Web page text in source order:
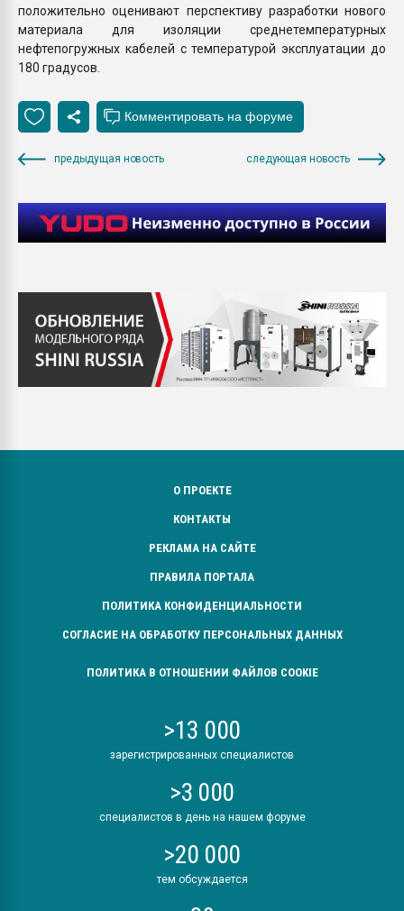
положительно оценивают перспективу разработки нового
материала для изоляции среднетемпературных
нефтепогружных кабелей с температурой эксплуатации до
180 градусов.
предыдущая новость следующая новость
О ПРОЕКТЕ
КОНТАКТЫ
РЕКЛАМА НА САЙТЕ
ПРАВИЛА ПОРТАЛА
ПОЛИТИКА КОНФИДЕНЦИАЛЬНОСТИ
СОГЛАСИЕ НА ОБРАБОТКУ ПЕРСОНАЛЬНЫХ ДАННЫХ
ПОЛИТИКА В ОТНОШЕНИИ ФАЙЛОВ COOKIE
>13 000
зарегистрированных специалистов
>3 000
специалистов в день на нашем форуме
>20 000
тем обсуждается